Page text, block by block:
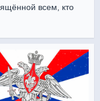
всем, кто
их с